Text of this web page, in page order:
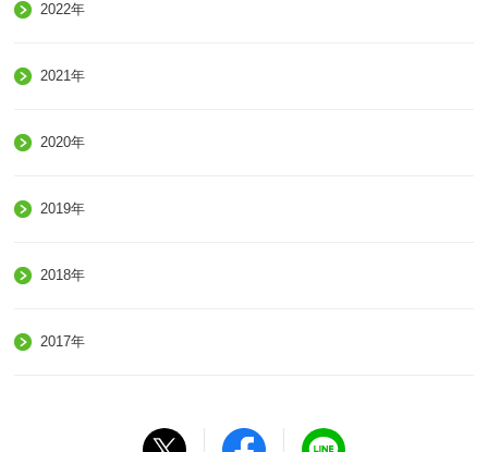
2022年
2021年
2020年
2019年
2018年
2017年